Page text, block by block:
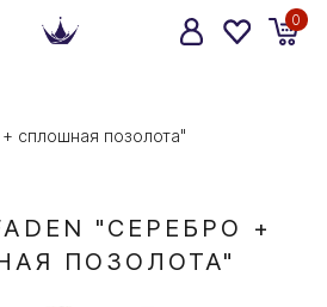
0
сплошная позолота"
"СЕРЕБРО +
ПОЗОЛОТА"